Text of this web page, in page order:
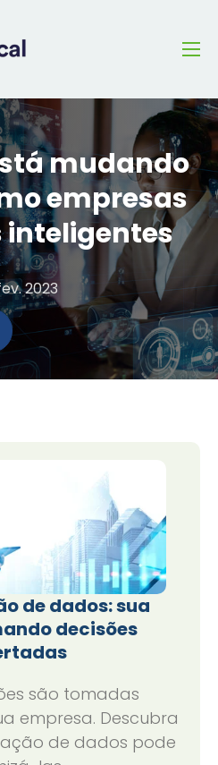
mudando
empresas
2023
de dados: sua
decisões
são tomadas
empresa. Descubra
de dados pode